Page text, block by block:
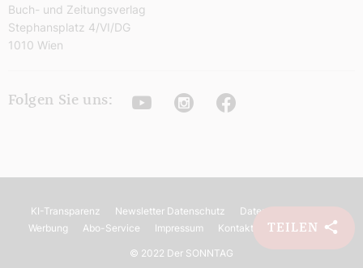
TEILEN
Buch- und Zeitungsverlag
Stephansplatz 4/VI/DG
1010 Wien
Folgen Sie uns: YoutubeInstagramFacebook
KI-Transparenz Newsletter Datenschutz Datenschutz
Werbung
Abo-Service Impressum Kontakt Barrierefreiheit
© 2022 Der SONNTAG